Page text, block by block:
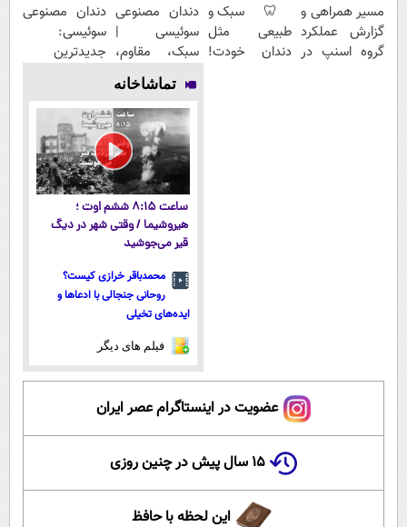
مسیر همراهی و
گزارش عملکرد
گروه اسنپ در
🦷 سبک و
طبیعی مثل
دندان خودت!
دندان مصنوعی
سوئیسی |
سبک، مقاوم،
طبیعی! ویزیت
رایگان+پرداخت
اقساطی😍
دندان مصنوعی
سوئیسی:
جدیدترین
پرداخت قسطی
تماشاخانه
ساعت ۸:۱۵ ششم اوت ؛
هیروشیما / وقتی شهر در دیگ
قیر می‌جوشید
محمدباقر خرازی کیست؟
روحانی جنجالی با ادعاها و
ایده‌های تخیلی
فیلم های دیگر
عضویت در اینستاگرام عصر ایران
۱۵ سال پیش در چنین روزی
این لحظه با حافظ